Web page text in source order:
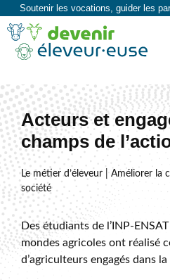
Soutenir les vocations, guider les
Acteurs et
champs de
Le métier d’éleveur | Améliorer la
société
Des étudiants de l’INP-
mondes agricoles ont réalisé
d’agriculteurs engagés dans